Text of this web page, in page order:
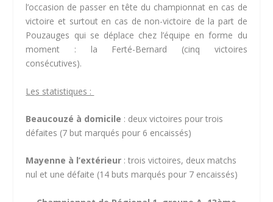
l’occasion de passer en tête du championnat en cas de
victoire et surtout en cas de non-victoire de la part de
Pouzauges qui se déplace chez l’équipe en forme du
moment : la Ferté-Bernard (cinq victoires
consécutives).
Les statistiques :
Beaucouzé à domicile : deux victoires pour trois
défaites (7 but marqués pour 6 encaissés)
Mayenne à l’extérieur : trois victoires, deux matchs
nul et une défaite (14 buts marqués pour 7 encaissés)